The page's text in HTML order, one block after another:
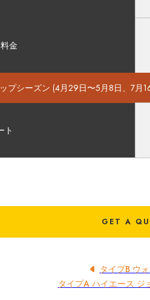
金
プシーズン (4月29日〜5月8日、7月
ト
GET A
タイプB ウ
タイプA ハイエース ジ